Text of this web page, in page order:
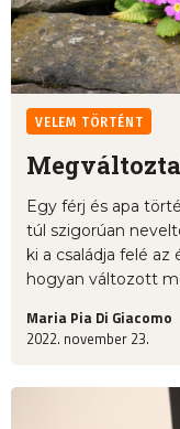
VELEM TÖRTÉNT
Egy férj és apa
túl szigorúan
ki a családja felé
hogyan változott
Maria Pia Di Giacomo
2022. november 23.